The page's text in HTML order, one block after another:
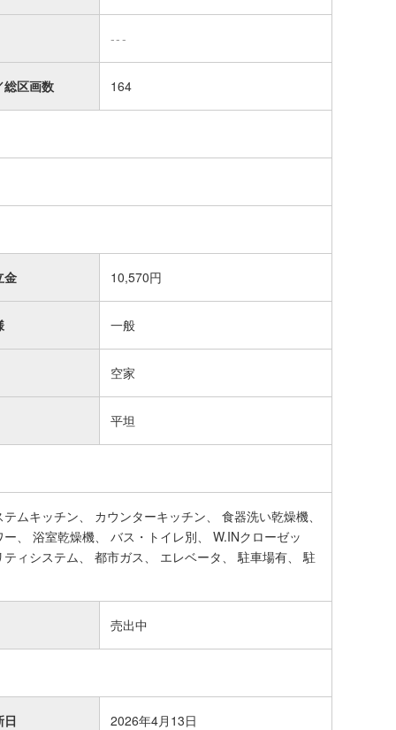
---
総区画数 164
金 10,570円
一般
空家
平坦
テムキッチン カウンターキッチン
食器洗い乾燥機
ー 浴室乾燥機 バス・トイレ別
W.INクローゼッ
ティシステム 都市ガス エレベータ 駐車場有
駐
売出中
日 2026年4月13日